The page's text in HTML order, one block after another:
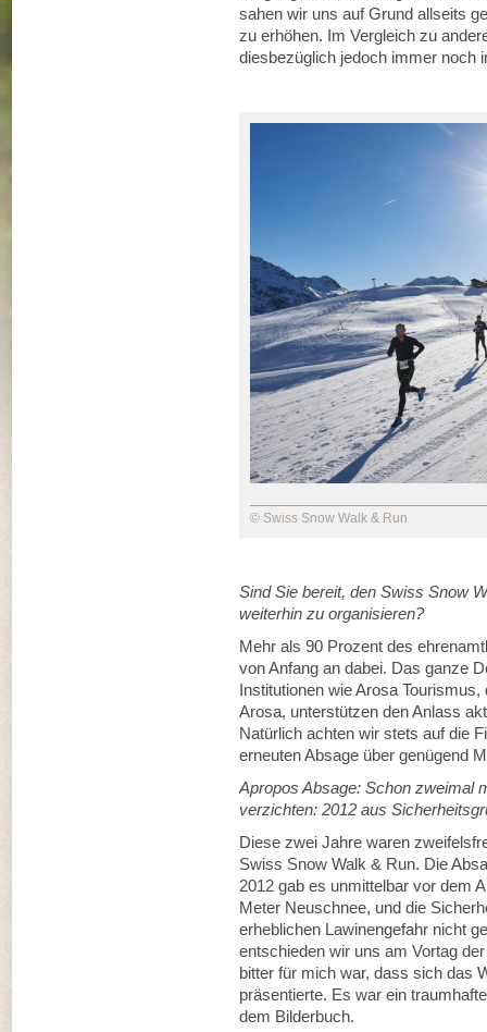
sahen wir uns auf Grund allseits
zu erhöhen. Im Vergleich zu
diesbezüglich jedoch immer noch
© Swiss Snow Walk & Run
Sind Sie bereit, den Swiss Snow
weiterhin zu organisieren?
Mehr als 90 Prozent des
von Anfang an dabei. Das ganze
Institutionen wie Arosa
Arosa, unterstützen den Anlass
Natürlich achten wir stets auf die
erneuten Absage über genügend
Apropos Absage: Schon zweimal
verzichten: 2012 aus
Diese zwei Jahre waren
Swiss Snow Walk & Run. Die
2012 gab es unmittelbar vor dem
Meter Neuschnee, und die
erheblichen Lawinengefahr nicht
entschieden wir uns am Vortag
bitter für mich war, dass sich das
präsentierte. Es war ein
dem Bilderbuch.